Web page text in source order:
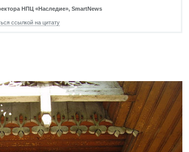
НПЦ «Наследие», SmartNews
ссылкой на цитату